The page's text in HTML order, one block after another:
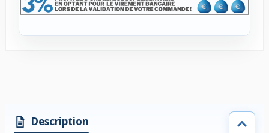
Description